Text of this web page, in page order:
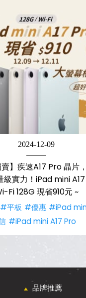
2024-12-09
賣】疾速A17 Pro 晶片
級實力！iPad mini
Fi 128G 現省910元 ~
#平板 #優惠 #iPad
#iPad mini A17 Pro
品牌推薦